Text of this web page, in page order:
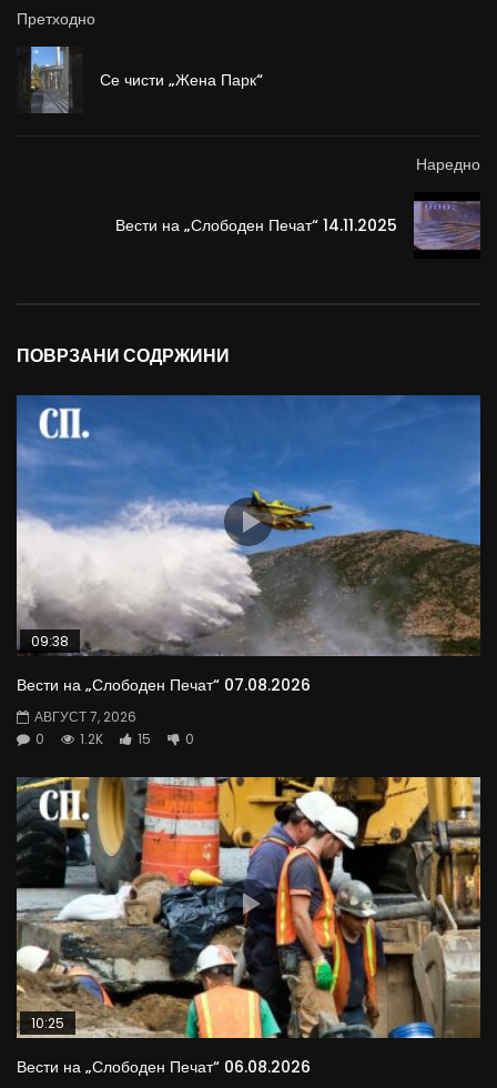
Претходно
Се чисти „Жена Парк“
Наредно
Вести на „Слободен Печат“ 14.11.2025
ПОВРЗАНИ СОДРЖИНИ
09:38
Вести на „Слободен Печат“ 07.08.2026
АВГУСТ 7, 2026
0
1.2K 15 0
10:25
Вести на „Слободен Печат“ 06.08.2026